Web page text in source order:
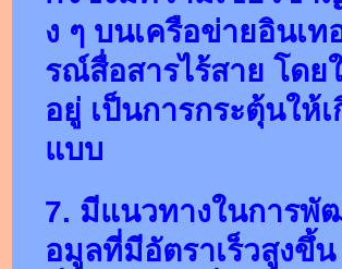
ง ๆ บนเครือข่ายอินเ
รณ์สื่อสารไร้สาย โด
อยู่ เป็นการกระตุ้นให้
แบบ
7. มีแนวทางในการพั
อมูลที่มีอัตราเร็วสูงขึ้